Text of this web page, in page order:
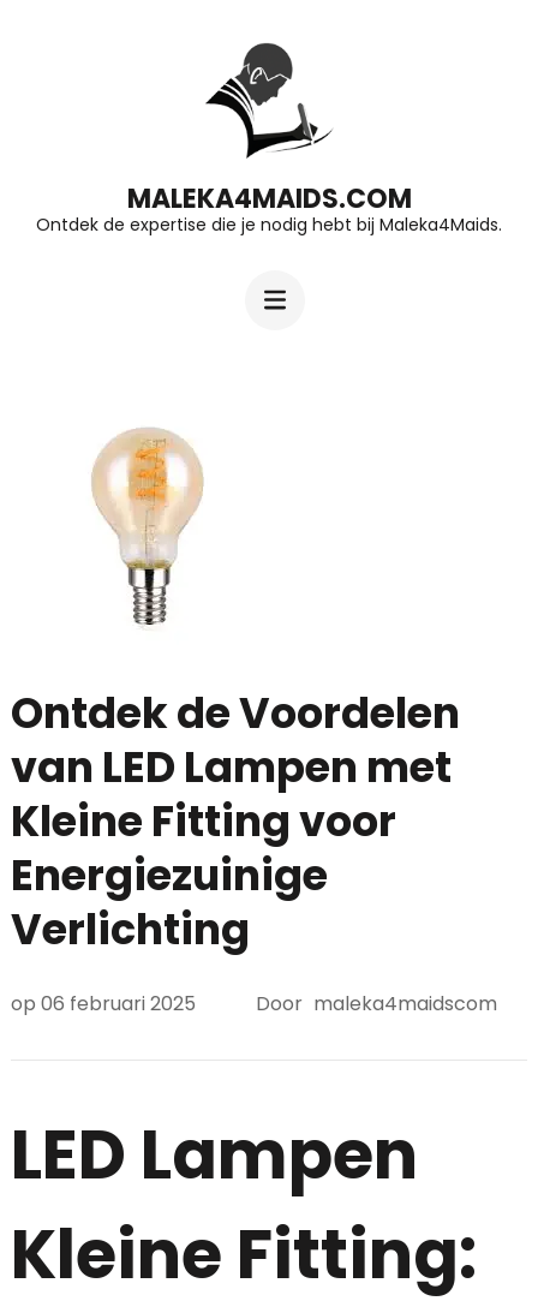
Enter)
MALEKA4MAIDS.COM
Ontdek de expertise die je nodig hebt bij Maleka4Maids.
Ontdek de Voordelen
van LED Lampen met
Kleine Fitting voor
Energiezuinige
Verlichting
op 06 februari 2025 Door maleka4maidscom
LED Lampen
Kleine Fitting: